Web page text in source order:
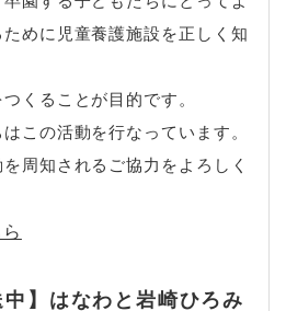
めに児童養護施設を正しく知
くることが目的です。
この活動を行なっています。
周知されるご協力をよろしく
中】はなわと岩崎ひろみ